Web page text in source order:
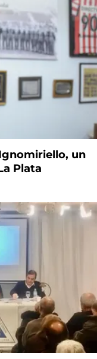
un
Plata